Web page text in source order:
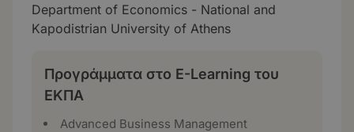
Department of Economics - National and
Kapodistrian University of Athens
Προγράμματα στο E-Learning του
ΕΚΠΑ
Advanced Business Management